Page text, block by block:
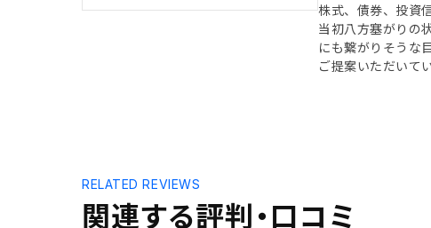
株式、債券、投資
当初八方塞がりの
にも繋がりそうな
ご提案いただいて
関連する評判・口コミ
RELATED REVIEWS